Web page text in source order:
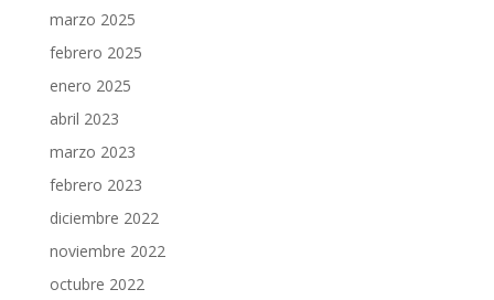
marzo 2025
febrero 2025
enero 2025
abril 2023
marzo 2023
febrero 2023
diciembre 2022
noviembre 2022
octubre 2022